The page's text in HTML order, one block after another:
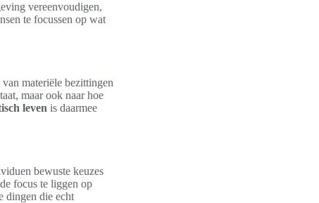
vereenvoudigen,
te focussen op wat
materiële bezittingen
maar ook naar hoe
leven is daarmee
bewuste keuzes
focus te liggen op
dingen die echt